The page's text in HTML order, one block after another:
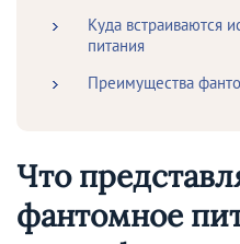
Куда встраиваются
питания
Преимущества
Что
фантомное